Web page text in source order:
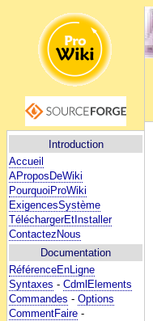
Introduction
Accueil
AProposDeWiki
PourquoiProWiki
ExigencesSystème
TéléchargerEtInstaller
ContactezNous
Documentation
RéférenceEnLigne
Syntaxes - CdmlElements
Commandes - Options
CommentFaire -